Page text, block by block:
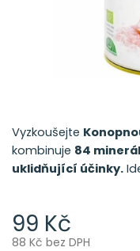
99 Kč
88 Kč bez DPH
Vyzkoušejte K
kombinuje 84
uklidňující účinky.